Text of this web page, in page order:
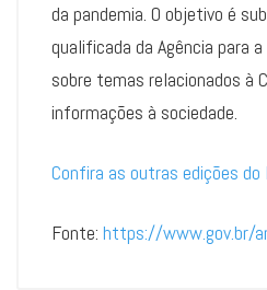
da pandemia. O objetivo é
qualificada da Agência para
sobre temas relacionados à
informações à sociedade.
Confira as outras edições
Fonte: https://www.gov.br/